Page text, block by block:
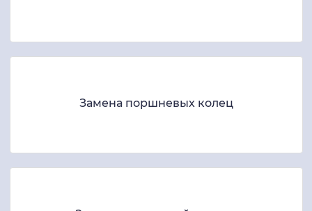
Замена поршневых колец